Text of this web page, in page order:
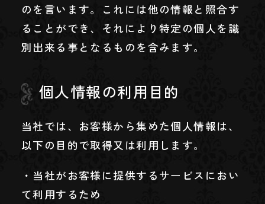
のを言います。これには他の情報と照合す
ることができ、それにより特定の個人を識
別出来る事となるものを含みます。
個人情報の利用目的
当社では、お客様から集めた個人情報は、
以下の目的で取得又は利用します。
・当社がお客様に提供するサービスにおい
て利用するため